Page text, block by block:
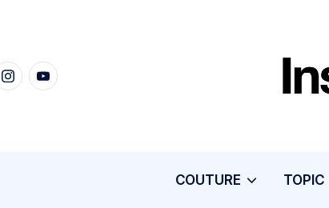
youtube.com
COUTURE TOPIC